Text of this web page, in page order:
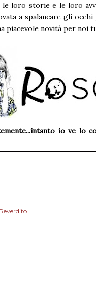
le loro storie e le loro
spalancare gli occhi per lo
piacevole novità per noi
io ve lo
Reverdito